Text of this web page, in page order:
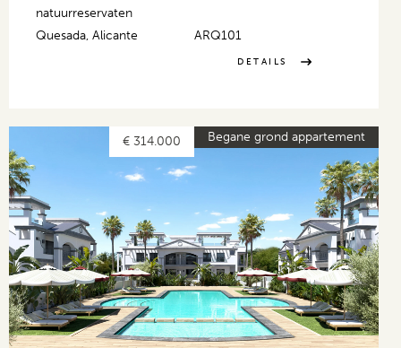
natuurreservaten
Quesada, Alicante
ARQ101
DETAILS
Begane grond appartement
€ 314.000